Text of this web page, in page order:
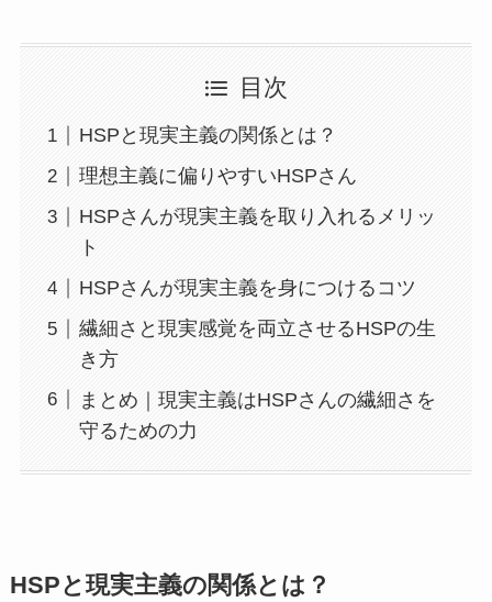
目次
HSPと現実主義の関係とは？
理想主義に偏りやすいHSPさん
HSPさんが現実主義を取り入れるメリッ
ト
HSPさんが現実主義を身につけるコツ
繊細さと現実感覚を両立させるHSPの生
き方
まとめ｜現実主義はHSPさんの繊細さを
守るための力
HSPと現実主義の関係とは？